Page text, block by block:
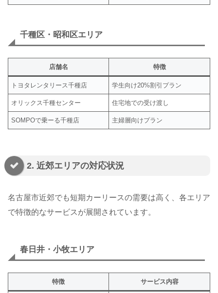
千種区・昭和区エリア
店舗名 特徴
トヨタレンタリース千種店 学生向け20%割引プラン
オリックス千種センター 住宅地での受け渡し
SOMPOで乗ーる千種店 主婦層向けプラン
2. 近郊エリアの対応状況
名古屋市近郊でも短期カーリースの需要は高く、各エリア
で特徴的なサービスが展開されています。
春日井・小牧エリア
特徴 サービス内容